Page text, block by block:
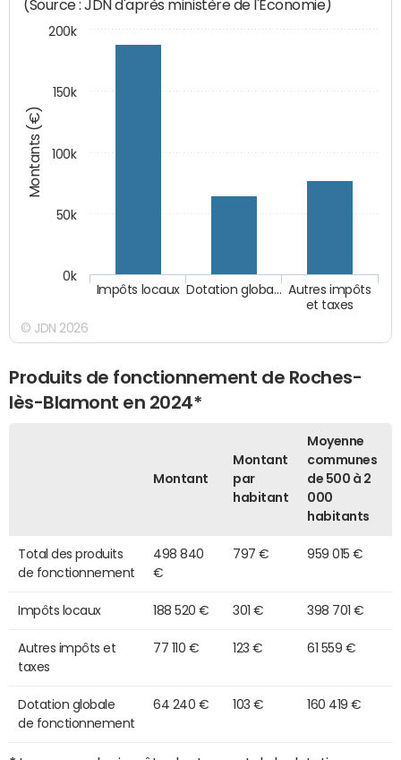
Montants (€)
(Source : JDN d'après ministère de l'Economie)
Autres impôts
et taxes
Dotation globa…
Impôts locaux
0k
50k
100k
150k
200k
© JDN 2026
Produits de fonctionnement de Roches-
lès-Blamont en 2024*
Montant
Montant
par
habitant
Moyenne
communes
de 500 à 2
000
habitants
Total des produits
de fonctionnement
498 840
€
797 € 959 015 €
Impôts locaux 188 520 € 301 € 398 701 €
Autres impôts et
taxes
77 110 € 123 € 61 559 €
Dotation globale
de fonctionnement
64 240 € 103 € 160 419 €